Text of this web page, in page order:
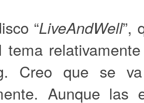
“LiveAndWell”,
tema
Creo que se
Aunque las